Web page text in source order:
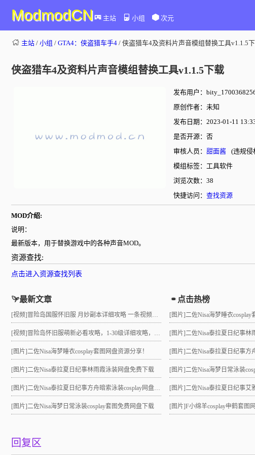
ModmodCN 主站 小组 次元
主站 / 小组 / GTA4：侠盗猎车手4 / 侠盗猎车4及资料片声音模组替换工具v1.1.5
侠盗猎车4及资料片声音模组替换工具v1.1.5下载
发布用户：
原创作者：未知
发布日期：2023-01-11
是否开源：否
审核人员： 甜面酱
(违规侵
模组标签：工具软件
浏览次数：38
快捷访问： 查找资源
MOD介绍:
说明：
最新版本，用于替换游戏中的各种声音MOD。
资源查找:
点击进入资源查找列表
最新文章
[视频] 冒险岛国服怀旧服 月妙副本详细攻略 一条视频助力10级直升21 组队不求人
[视频] 冒险岛怀旧服萌新必看攻略，1-30级详细攻略，3小时就能到21级！
[图片]二佐Nisa海梦睡衣cosplay套图网盘资源分享！
[图片]二佐Nisa泰拉夏日纪事林雨霞泳装网盘免费下载
[图片]二佐Nisa泰拉夏日纪事方舟暗索泳装cosplay网盘分享！
[图片]二佐Nisa海梦日常泳装cosplay套图免费网盘下载
点击热榜
[图片]二佐Nisa海梦睡衣cosplay
[图片]二佐Nisa泰拉夏日纪事林
[图片]二佐Nisa泰拉夏日纪事方舟
[图片]二佐Nisa海梦日常泳装
[图片]二佐Nisa泰拉夏日纪事艾雅法拉
[图片]F小绵羊cosplay申鹤套图
回复区